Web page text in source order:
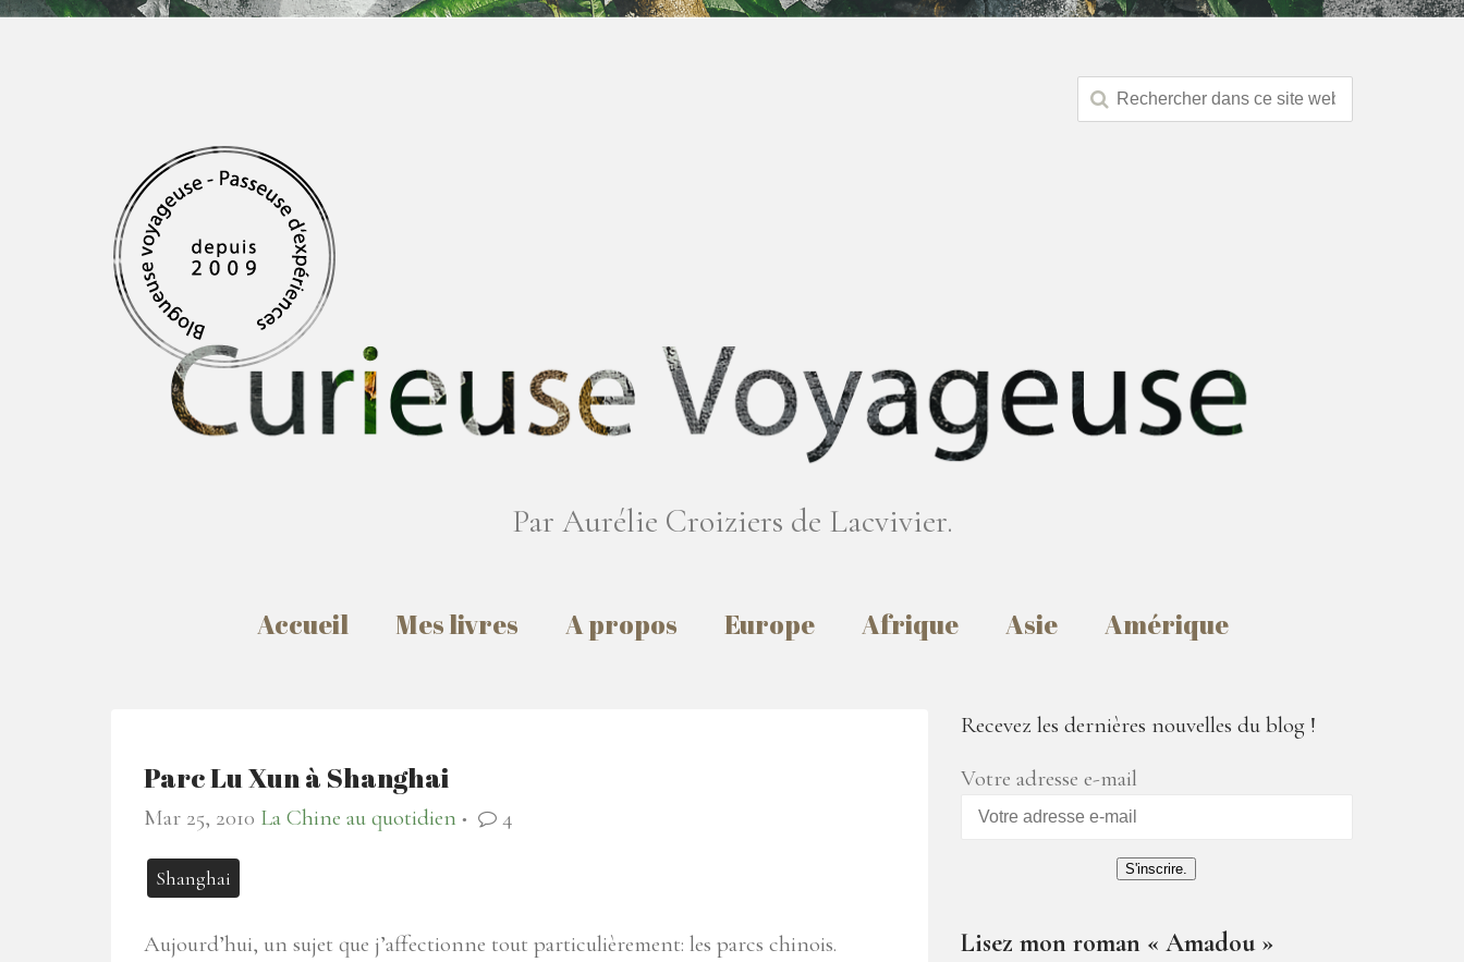
Par Aurélie Croiziers de Lacvivier.
Accueil Mes livres A propos Europe Afrique Asie Amérique
Parc Lu Xun à Shanghai
Mar 25, 2010 La Chine au quotidien ● 4
Shanghai
Aujourd’hui, un sujet que j’affectionne tout particulièrement: les parcs chinois.
Recevez les dernières nouvelles du blog !
Votre adresse e-mail
S'inscrire.
Lisez mon roman « Amadou »